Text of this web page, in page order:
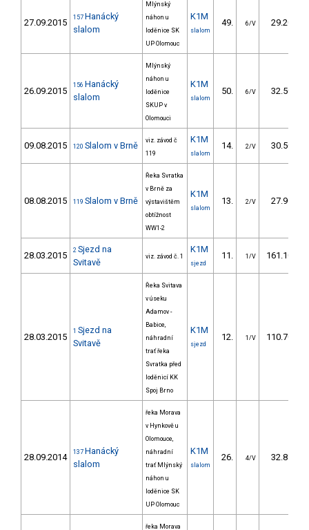
27.09.2015 157 Hanácký
slalom
Mlýnský
náhon u
loděnice SK
UP Olomouc
K1M
slalom
49. 6/V 29.20
26.09.2015
156 Hanácký
slalom
Mlýnský
náhon u
loděnice
SKUP v
Olomouci
K1M
slalom
50. 6/V 32.50
09.08.2015 120 Slalom v Brně
viz. závod č
119
K1M
slalom
14. 2/V 30.50
08.08.2015 119 Slalom v Brně
Řeka Svratka
v Brně za
výstavištěm
obtížnost
WW1-2
K1M
slalom
13. 2/V 27.90
28.03.2015 2 Sjezd na
Svitavě
viz. závod č. 1
K1M
sjezd
11. 1/V 161.10
28.03.2015
1 Sjezd na
Svitavě
Řeka Svitava
v úseku
Adamov -
Babice,
náhradní
trať řeka
Svratka před
loděnicí KK
Spoj Brno
K1M
sjezd
12. 1/V 110.70
28.09.2014 137 Hanácký
slalom
řeka Morava
v Hynkově u
Olomouce,
náhradní
trať Mlýnský
náhon u
loděnice SK
UP Olomouc
K1M
slalom
26. 4/V 32.87
řeka Morava